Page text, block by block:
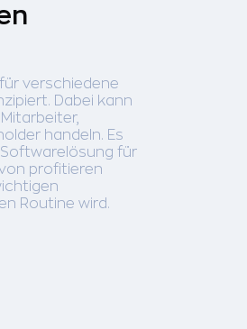
verschiedene
Dabei kann
handeln. Es
für
profitieren
Routine wird.